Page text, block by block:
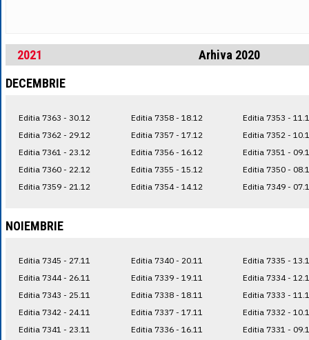
2021
Arhiva 2020
DECEMBRIE
Editia 7363 - 30.12
Editia 7362 - 29.12
Editia 7361 - 23.12
Editia 7360 - 22.12
Editia 7359 - 21.12
Editia 7358 - 18.12
Editia 7357 - 17.12
Editia 7356 - 16.12
Editia 7355 - 15.12
Editia 7354 - 14.12
Editia 7353 -
Editia 7352 -
Editia 7351 -
Editia 7350 -
Editia 7349 -
NOIEMBRIE
Editia 7345 - 27.11
Editia 7344 - 26.11
Editia 7343 - 25.11
Editia 7342 - 24.11
Editia 7341 - 23.11
Editia 7340 - 20.11
Editia 7339 - 19.11
Editia 7338 - 18.11
Editia 7337 - 17.11
Editia 7336 - 16.11
Editia 7335 -
Editia 7334 -
Editia 7333 -
Editia 7332 -
Editia 7331 -